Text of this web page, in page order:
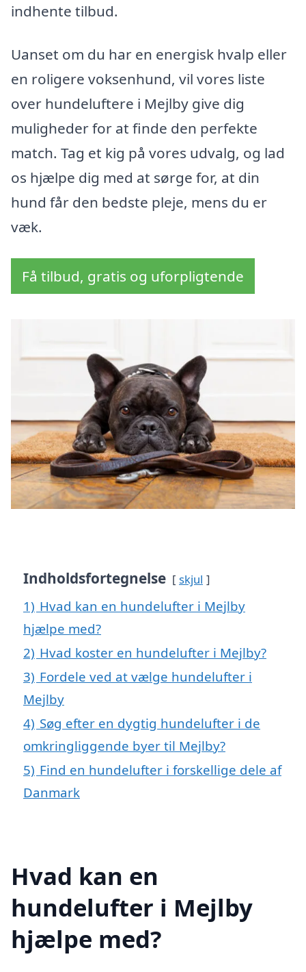
indhente tilbud.
Uanset om du har en energisk hvalp eller
en roligere voksenhund, vil vores liste
over hundeluftere i Mejlby give dig
muligheder for at finde den perfekte
match. Tag et kig på vores udvalg, og lad
os hjælpe dig med at sørge for, at din
hund får den bedste pleje, mens du er
væk.
Få tilbud, gratis og uforpligtende
Indholdsfortegnelse skjul
1) Hvad kan en hundelufter i Mejlby
hjælpe med?
2) Hvad koster en hundelufter i Mejlby?
3) Fordele ved at vælge hundelufter i
Mejlby
4) Søg efter en dygtig hundelufter i de
omkringliggende byer til Mejlby?
5) Find en hundelufter i forskellige dele af
Danmark
Hvad kan en
hundelufter i Mejlby
hjælpe med?